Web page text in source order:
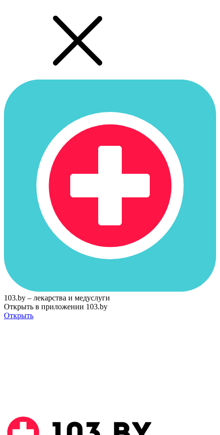
103.by – лекарства и медуслуги
Открыть в приложении 103.by
Открыть